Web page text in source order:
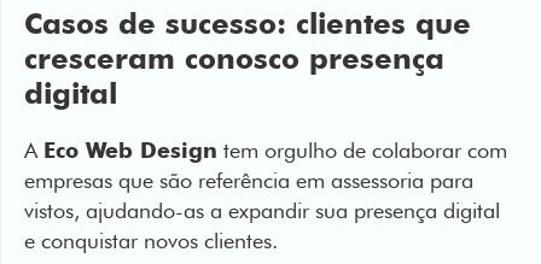
Casos de sucesso: clientes que
cresceram conosco presença
digital
A Eco Web Design tem orgulho de colaborar com
empresas que são referência em assessoria para
vistos, ajudando-as a expandir sua presença digital
e conquistar novos clientes.